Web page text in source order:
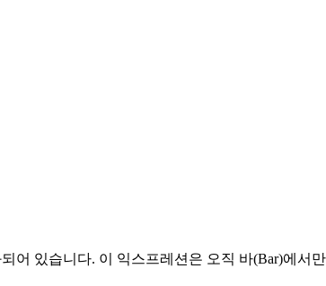
어 있습니다. 이 익스프레션은 오직 바(Bar)에서